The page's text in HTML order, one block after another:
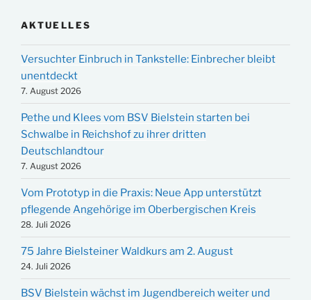
AKTUELLES
Versuchter Einbruch in Tankstelle: Einbrecher bleibt
unentdeckt
7. August 2026
Pethe und Klees vom BSV Bielstein starten bei
Schwalbe in Reichshof zu ihrer dritten
Deutschlandtour
7. August 2026
Vom Prototyp in die Praxis: Neue App unterstützt
pflegende Angehörige im Oberbergischen Kreis
28. Juli 2026
75 Jahre Bielsteiner Waldkurs am 2. August
24. Juli 2026
BSV Bielstein wächst im Jugendbereich weiter und